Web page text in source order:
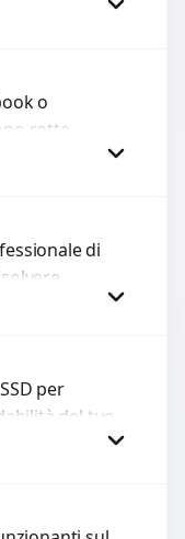
incrinato,
o
rotte,
o
con
di
o errori.
per
del tuo
i dati